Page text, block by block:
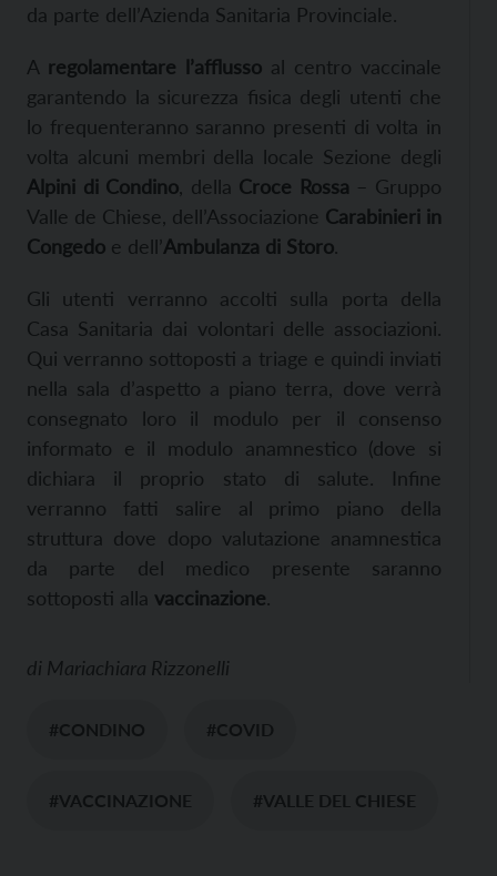
da parte dell’Azienda Sanitaria Provinciale.
A regolamentare l’afflusso al centro vaccinale
garantendo la sicurezza fisica degli utenti che
lo frequenteranno saranno presenti di volta in
volta alcuni membri della locale Sezione degli
Alpini di Condino , della Croce Rossa – Gruppo
Valle de Chiese, dell’Associazione Carabinieri in
Congedo e dell’Ambulanza di Storo.
Gli utenti verranno accolti sulla porta della
Casa Sanitaria dai volontari delle associazioni.
Qui verranno sottoposti a triage e quindi inviati
nella sala d’aspetto a piano terra, dove verrà
consegnato loro il modulo per il consenso
informato e il modulo anamnestico (dove si
dichiara il proprio stato di salute. Infine
verranno fatti salire al primo piano della
struttura dove dopo valutazione anamnestica
da parte del medico presente saranno
sottoposti alla vaccinazione.
di Mariachiara Rizzonelli
#CONDINO #COVID
#VACCINAZIONE #VALLE DEL CHIESE